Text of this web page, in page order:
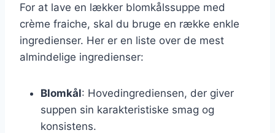
For at lave en lækker blomkålssuppe med
crème fraiche, skal du bruge en række enkle
ingredienser. Her er en liste over de mest
almindelige ingredienser:
Blomkål: Hovedingrediensen, der giver
suppen sin karakteristiske smag og
konsistens.